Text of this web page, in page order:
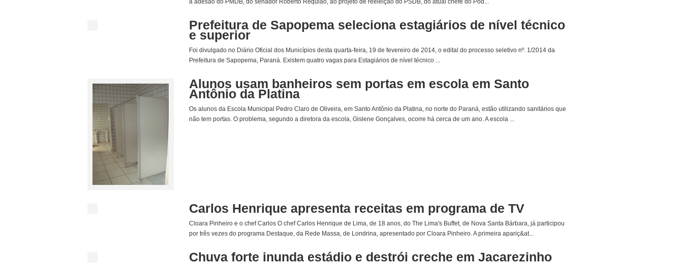
a adesão do PMDB, do senador Roberto Requião, ao projeto de reeleição do PSDB, do atual chefe do Pod...
Prefeitura de Sapopema seleciona estagiários de nível técnico
e superior
Foi divulgado no Diário Oficial dos Municípios desta quarta-feira, 19 de fevereiro de 2014, o edital do processo seletivo nº. 1/2014 da
Prefeitura de Sapopema, Paraná. Existem quatro vagas para Estagiários de nível técnico ...
Alunos usam banheiros sem portas em escola em Santo
Antônio da Platina
Os alunos da Escola Municipal Pedro Claro de Oliveira, em Santo Antônio da Platina, no norte do Paraná, estão utilizando sanitários que
não tem portas. O problema, segundo a diretora da escola, Gislene Gonçalves, ocorre há cerca de um ano. A escola ...
Carlos Henrique apresenta receitas em programa de TV
Cloara Pinheiro e o chef Carlos O chef Carlos Henrique de Lima, de 18 anos, do The Lima's Buffet, de Nova Santa Bárbara, já participou
por três vezes do programa Destaque, da Rede Massa, de Londrina, apresentado por Cloara Pinheiro. A primeira apariç&at...
Chuva forte inunda estádio e destrói creche em Jacarezinho